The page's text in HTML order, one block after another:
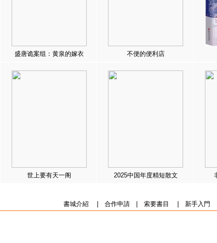
盛唐诡案组：黄泉的嫁衣 不便的便利店
世上要有天一阁 2025中国年度精短散文
書城介紹 合作申請| 索要書目 新手入門